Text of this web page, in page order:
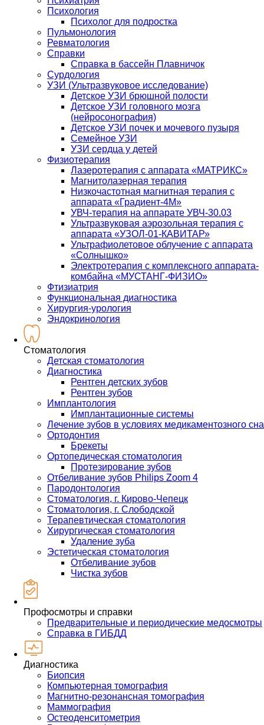
Психология
Психолог для подростка
Пульмонология
Ревматология
Справки
Справка в бассейн Плавничок
Сурдология
УЗИ (Ультразвуковое исследование)
Детское УЗИ брюшной полости
Детское УЗИ головного мозга
(нейросонография)
Детское УЗИ почек и мочевого пузыря
Семейное УЗИ
УЗИ сердца у детей
Физиотерапия
Лазеротерапия с аппарата «МАТРИКС»
Магнитолазерная терапия
Низкочастотная магнитная терапия с
аппарата «Градиент-4М»
УВЧ-терапия на аппарате УВЧ-30.03
Ультразвуковая аэрозольная терапия с
аппарата «УЗОЛ-01-КАВИТАР»
Ультрафиолетовое облучение с аппарата
«Солнышко»
Электротерапия с комплексного аппарата-
комбайна «МУСТАНГ-ФИЗИО»
Фтизиатрия
Функциональная диагностика
Хирургия-урология
Эндокринология
Стоматология
Детская стоматология
Диагностика
Рентген детских зубов
Рентген зубов
Имплантология
Имплантационные системы
Лечение зубов в условиях медикаментозного сна
Ортодонтия
Брекеты
Ортопедическая стоматология
Протезирование зубов
Отбеливание зубов Philips Zoom 4
Пародонтология
Стоматология, г. Кирово-Чепецк
Стоматология, г. Слободской
Терапевтическая стоматология
Хирургическая стоматология
Удаление зуба
Эстетическая стоматология
Отбеливание зубов
Чистка зубов
Профосмотры и справки
Предварительные и периодические медосмотры
Справка в ГИБДД
Диагностика
Биопсия
Компьютерная томография
Магнитно-резонансная томография
Маммография
Остеоденситометрия